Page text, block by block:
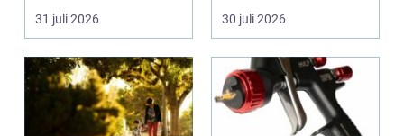
förändringar, höga ljud,
en...
31 juli 2026
avfallshantering en...
30 juli 2026